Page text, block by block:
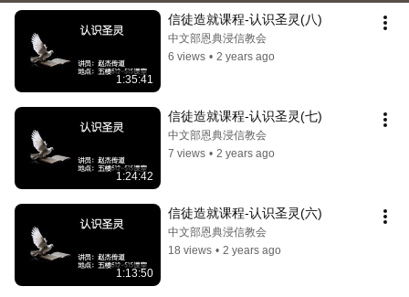
1:35:41
信徒造就课程-认识圣灵(八)
中文部恩典浸信教会
6 views • 2 years ago
1:24:42
信徒造就课程-认识圣灵(七)
中文部恩典浸信教会
7 views • 2 years ago
1:13:50
信徒造就课程-认识圣灵(六)
中文部恩典浸信教会
18 views • 2 years ago